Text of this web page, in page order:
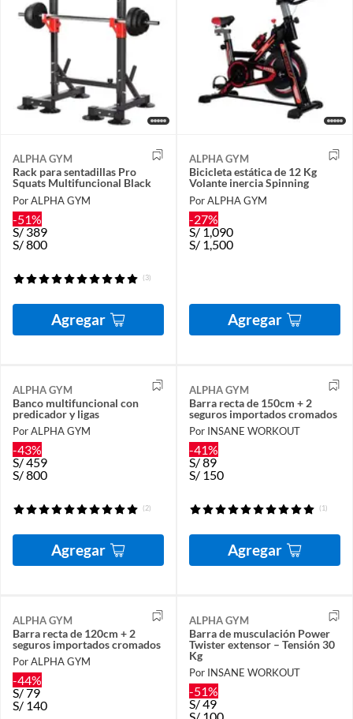
ALPHA GYM
Rack para sentadillas Pro
Squats Multifuncional Black
Por ALPHA GYM
-51%
S/389
S/800
(3)
Agregar
ALPHA GYM
Bicicleta estática de 12 Kg
Volante inercia Spinning
Por ALPHA GYM
-27%
S/1,090
S/ 1,500
Agregar
ALPHA GYM
Banco multifuncional con
predicador y ligas
Por ALPHA GYM
-43%
S/459
S/800
(2)
Agregar
ALPHA GYM
Barra recta de 150cm + 2
seguros importados cromados
Por INSANE WORKOUT
-41%
S/89
S/ 150
(1)
Agregar
ALPHA GYM
Barra recta de 120cm + 2
seguros importados cromados
Por ALPHA GYM
-44%
S/79
S/ 140
ALPHA GYM
Barra de musculación Power
Twister extensor – Tensión 30
Kg
Por INSANE WORKOUT
-51%
S/49